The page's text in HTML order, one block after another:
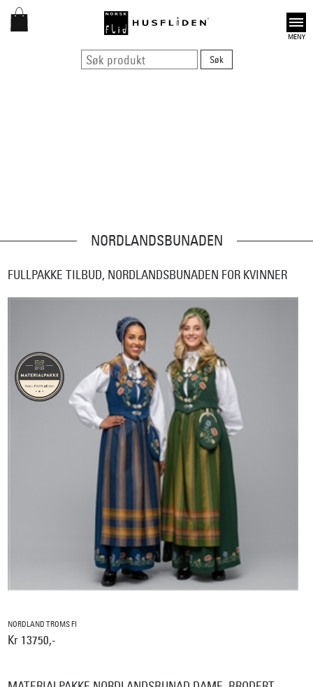
Open
NORDLANDSBUNADEN
FULLPAKKE TILBUD, NORDLANDSBUNADEN FOR KVINNER
NORDLAND TROMS FI
Kr 13750,-